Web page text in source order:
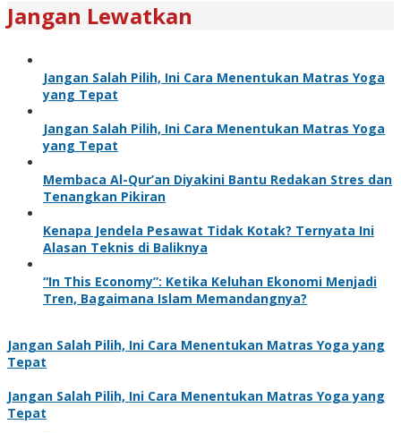
Jangan Lewatkan
Jangan Salah Pilih, Ini Cara Menentukan Matras Yoga
yang Tepat
Jangan Salah Pilih, Ini Cara Menentukan Matras Yoga
yang Tepat
Membaca Al-Qur’an Diyakini Bantu Redakan Stres dan
Tenangkan Pikiran
Kenapa Jendela Pesawat Tidak Kotak? Ternyata Ini
Alasan Teknis di Baliknya
“In This Economy”: Ketika Keluhan Ekonomi Menjadi
Tren, Bagaimana Islam Memandangnya?
Jangan Salah Pilih, Ini Cara Menentukan Matras Yoga yang
Tepat
Jangan Salah Pilih, Ini Cara Menentukan Matras Yoga yang
Tepat